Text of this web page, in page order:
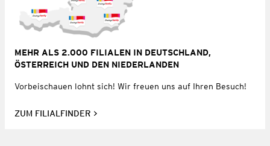
MEHR ALS 2.000 FILIALEN IN DEUTSCHLAND,
ÖSTERREICH UND DEN NIEDERLANDEN
Vorbeischauen lohnt sich! Wir freuen uns auf Ihren Besuch!
ZUM FILIALFINDER